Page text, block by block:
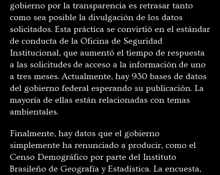
gobierno por la transparencia es retrasar tanto
como sea posible la divulgación de los datos
solicitados. Esta práctica se convirtió en el estándar
de conducta de la Oficina de Seguridad
Institucional, que aumentó el tiempo de respuesta
a las solicitudes de acceso a la información de uno
a tres meses. Actualmente, hay 930 bases de datos
del gobierno federal esperando su publicación. La
mayoría de ellas están relacionadas con temas
ambientales.
Finalmente, hay datos que el gobierno
simplemente ha renunciado a producir, como el
Censo Demográfico por parte del Instituto
Brasileño de Geografía y Estadística. La encuesta,